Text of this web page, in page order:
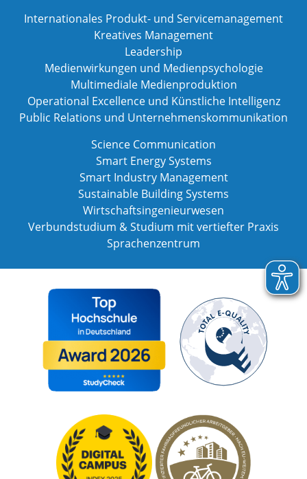
Internationales Produkt- und Servicemanagement
Kreatives Management
Leadership
Medienwirkungen und Medienpsychologie
Multimediale Medienproduktion
Operational Excellence und Künstliche Intelligenz
Public Relations und Unternehmenskommunikation
Science Communication
Smart Energy Systems
Smart Industry Management
Sustainable Building Systems
Wirtschaftsingenieurwesen
Verbundstudium & Studium mit vertiefter Praxis
Sprachenzentrum